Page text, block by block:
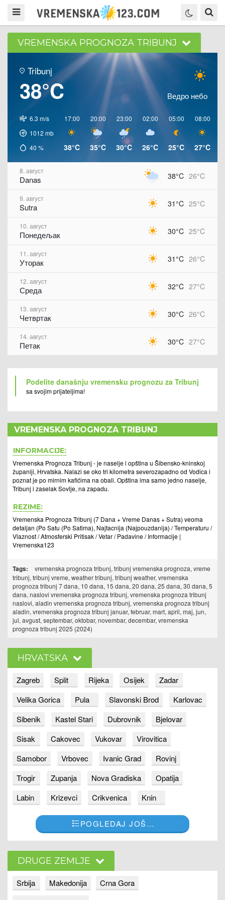
VREMENSKA PROGNOZA TRIBUNJ
Tribunj
38°C Ведро небо
6.3 m/s
1012 mb
40 %
17:00
38°C
20:00
35°C
23:00
30°C
02:00
26°C
05:00
25°C
08:00
27°C
8. август
Danas 38°C 26°C
9. август
Sutra 31°C 25°C
10. август
Понедељак 30°C 25°C
11. август
Уторак 31°C 26°C
12. август
Среда 32°C 27°C
13. август
Четвртак 30°C 26°C
14. август
Петак 30°C 27°C
Podelite današnju vremensku prognozu za Tribunj
sa svojim prijateljima!
VREMENSKA PROGNOZA TRIBUNJ
INFORMACIJE:
Vremenska Prognoza Tribunj - je naselje i opština u Šibensko-kninskoj
županiji, Hrvatska. Nalazi se oko tri kilometra severozapadno od Vodica i
poznat je po mirnim kafićima na obali. Opština ima samo jedno naselje,
Tribunj i zaselak Sovlje, na zapadu.
REZIME:
Vremenska Prognoza Tribunj (7 Dana + Vreme Danas + Sutra) veoma
detaljan (Po Satu (Po Satima), Najtacnija (Najpouzdanija) / Temperaturu /
Vlaznost / Atmosferski Pritisak / Vetar / Padavine / Informacije |
Vremenska123
Tags:
vremenska prognoza tribunj, tribunj vremenska prognoza, vreme
tribunj, tribunj vreme, weather tribunj, tribunj weather, vremenska
prognoza tribunj 7 dana, 10 dana, 15 dana, 20 dana, 25 dana, 30 dana, 5
dana, naslovi vremenska prognoza tribunj, vremenska prognoza tribunj
naslovi, aladin vremenska prognoza tribunj, vremenska prognoza tribunj
aladin, vremenska prognoza tribunj januar, februar, mart, april, maj, jun,
jul, avgust, septembar, oktobar, novembar, decembar, vremenska
prognoza tribunj 2025 (2024)
HRVATSKA
Zagreb Split Rijeka Osijek
Zadar
Velika Gorica
Pula Slavonski Brod
Karlovac
Sibenik
Kastel Stari Dubrovnik
Bjelovar
Sisak
Cakovec Vukovar
Virovitica
Samobor
Vrbovec Ivanic Grad
Rovinj
Trogir
Zupanja Nova Gradiska
Opatija
Labin
Krizevci Crikvenica Knin
POGLEDAJ JOŠ…
DRUGE ZEMLJE
Srbija Makedonija
Crna Gora